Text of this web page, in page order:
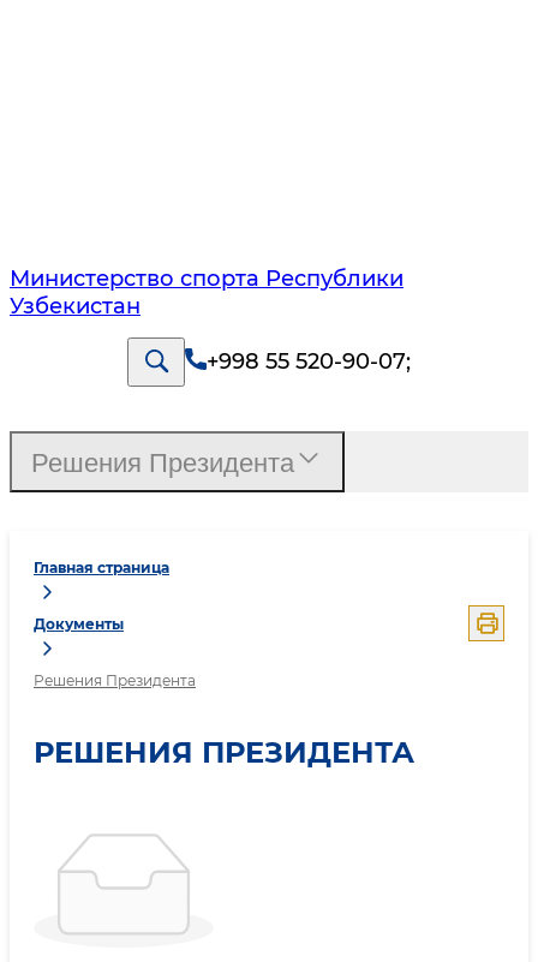
Министерство спорта Республики
Узбекистан
+998 55 520-90-07;
Главная страница
Документы
Решения Президента
РЕШЕНИЯ ПРЕЗИДЕНТА
Решения Президента